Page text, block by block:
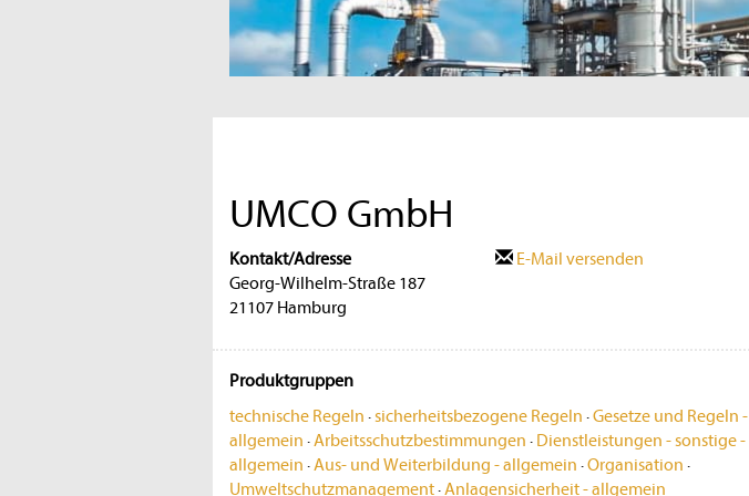
UMCO GmbH
Kontakt/Adresse
Georg-Wilhelm-Straße 187
21107 Hamburg
E-Mail versenden
Produktgruppen
technische Regeln ·sicherheitsbezogene Regeln ·Gesetze und Regeln -
allgemein ·Arbeitsschutzbestimmungen · Dienstleistungen - sonstige -
allgemein ·Aus- und Weiterbildung - allgemein ·Organisation ·
Umweltschutzmanagement·Anlagensicherheit - allgemein